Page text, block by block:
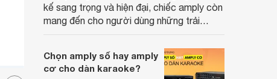
kế sang trọng và hiện đại, chiếc amply còn
mang đến cho người dùng những trải
Chọn amply số hay amply
cơ cho dàn karaoke?